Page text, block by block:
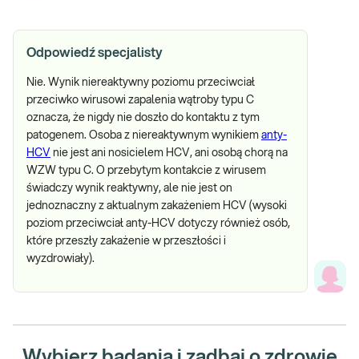
Odpowiedź specjalisty
Nie. Wynik niereaktywny poziomu przeciwciał
przeciwko wirusowi zapalenia wątroby typu C
oznacza, że nigdy nie doszło do kontaktu z tym
patogenem. Osoba z niereaktywnym wynikiem anty-
HCV nie jest ani nosicielem HCV, ani osobą chorą na
WZW typu C. O przebytym kontakcie z wirusem
świadczy wynik reaktywny, ale nie jest on
jednoznaczny z aktualnym zakażeniem HCV (wysoki
poziom przeciwciał anty-HCV dotyczy również osób,
które przeszły zakażenie w przeszłości i
wyzdrowiały).